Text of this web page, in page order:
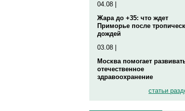
04.08 |
Жара до +35: что ждет
Приморье после
дождей
03.08 |
Москва помогает
отечественное
здравоохранение
статьи